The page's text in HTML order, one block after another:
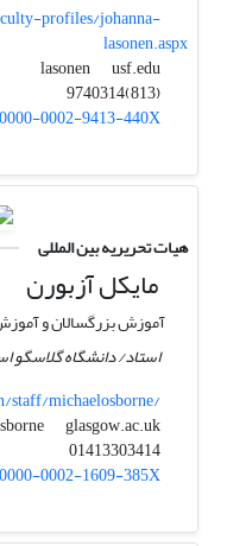
profiles/johanna-
lasonen.aspx
lasonen
usf.edu
(813)9740314
0000-0002-9413-440X
هیات تحریریه بین المللی
مایکل آزبورن
آموزش بزرگسالان و
استاد/ دانشگاه گلاسگو
staff/michaelosborne/
michael.osborne
glasgow.ac.uk
01413303414
0000-0002-1609-385X